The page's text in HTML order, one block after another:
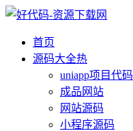
首页
源码大全热
uniapp项目代码
成品网站
网站源码
小程序源码